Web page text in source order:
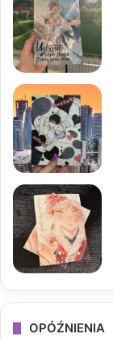
OPÓŹNIENIA